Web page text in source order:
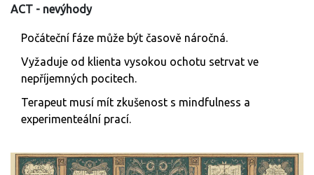
ACT - nevýhody
Počáteční fáze může být časově náročná.
Vyžaduje od klienta vysokou ochotu setrvat ve
nepříjemných pocitech.
Terapeut musí mít zkušenost s mindfulness a
experimenteální prací.